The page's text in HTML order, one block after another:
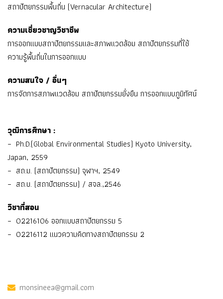
สถาปัตยกรรมพื้นถิ่น (Vernacular Architecture)
ความเชี่ยวชาญวิชาชีพ
การออกแบบสถาปัตยกรรมและสภาพแวดล้อม สถาปัตยกรรมที่ใช้
ความรู้พื้นถิ่นในการออกแบบ
ความสนใจ / อื่นๆ
การจัดการสภาพแวดล้อม สถาปัตยกรรมยั่งยืน การออกแบบภูมิทัศน์
วุฒิการศึกษา :
– Ph.D.(Global Environmental Studies) Kyoto University,
Japan, 2559
– สถ.ม. (สถาปัตยกรรม) จุฬาฯ, 2549
– สถ.บ. (สถาปัตยกรรม) / สจล.,2546
วิชาที่สอน
– 02216106 ออกแบบสถาปัตยกรรม 5
– 02216112 แนวความคิดทางสถาปัตยกรรม 2
monsineea@gmail.com